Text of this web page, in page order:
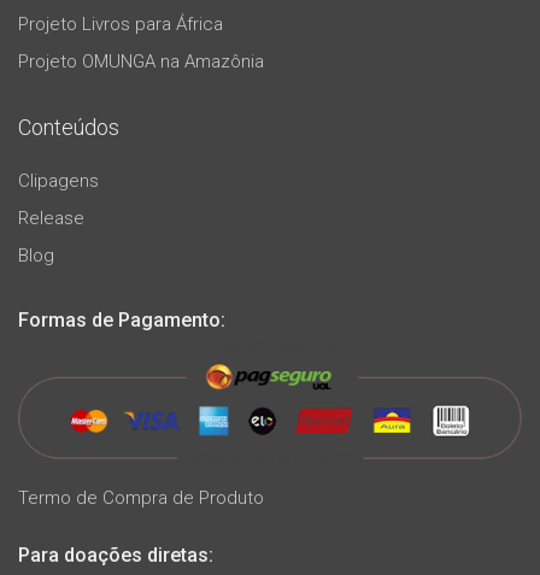
Projeto Livros para África
Projeto OMUNGA na Amazônia
Conteúdos
Clipagens
Release
Blog
Formas de Pagamento:
Termo de Compra de Produto
Para doações diretas: